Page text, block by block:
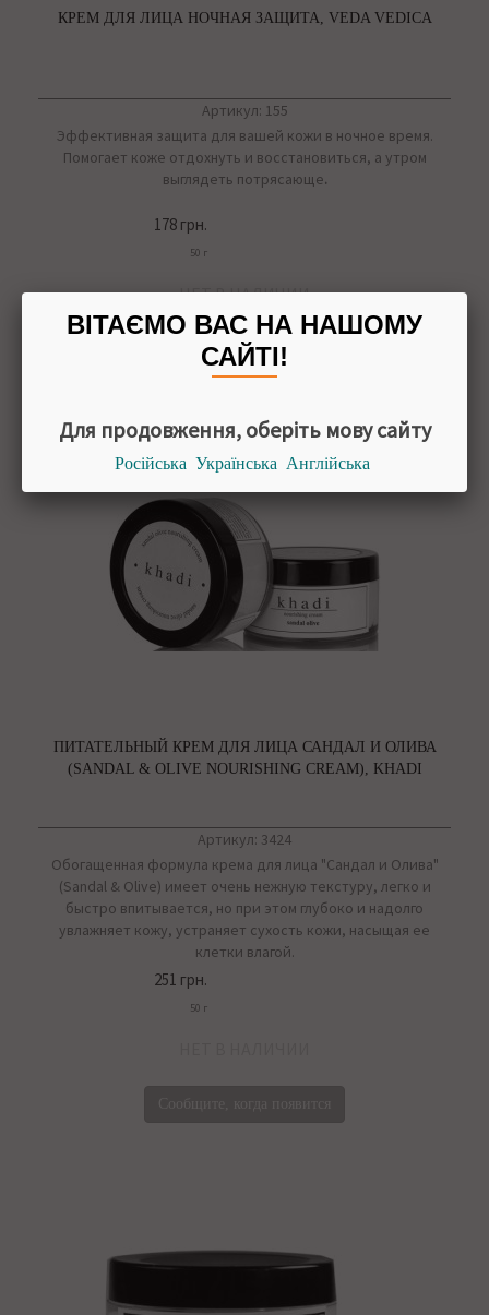
КРЕМ ДЛЯ ЛИЦА НОЧНАЯ ЗАЩИТА, VEDA VEDICA
Артикул: 155
Эффективная защита для вашей кожи в ночное время.
Помогает коже отдохнуть и восстановиться, а утром
выглядеть потрясающе.
178 грн.
50 г
НЕТ В НАЛИЧИИ
Сообщите, когда появится
ПИТАТЕЛЬНЫЙ КРЕМ ДЛЯ ЛИЦА САНДАЛ И ОЛИВА
(SANDAL & OLIVE NOURISHING CREAM), KHADI
Артикул: 3424
Обогащенная формула крема для лица "Сандал и Олива"
(Sandal & Olive) имеет очень нежную текстуру, легко и
быстро впитывается, но при этом глубоко и надолго
увлажняет кожу, устраняет сухость кожи, насыщая ее
клетки влагой.
251 грн.
50 г
ВІТАЄМО ВАС НА НАШОМУ
САЙТІ!
Для продовження, оберіть мову сайту
Російська Українська Англійська